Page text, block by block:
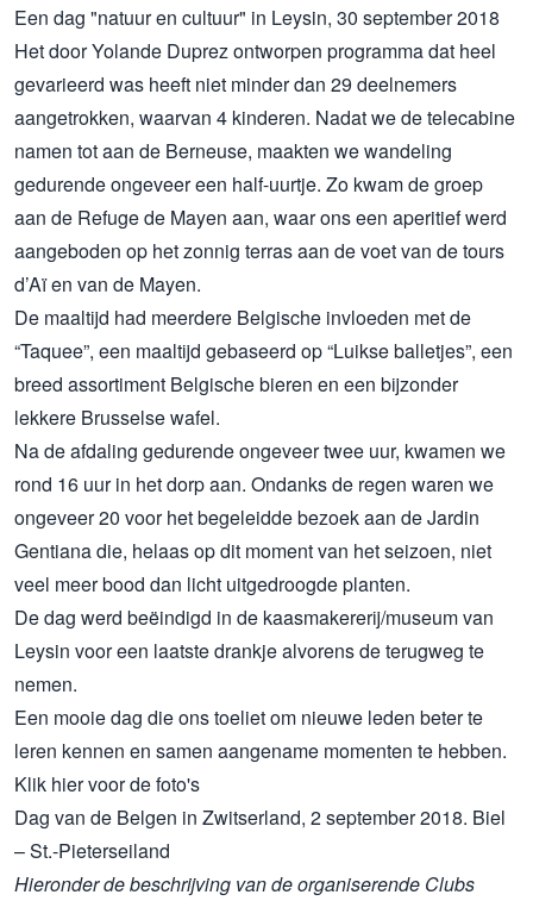
Een dag "natuur en cultuur" in Leysin, 30 september 2018
Het door Yolande Duprez ontworpen programma dat heel
gevarieerd was heeft niet minder dan 29 deelnemers
aangetrokken, waarvan 4 kinderen. Nadat we de telecabine
namen tot aan de Berneuse, maakten we wandeling
gedurende ongeveer een half-uurtje. Zo kwam de groep
aan de Refuge de Mayen aan, waar ons een aperitief werd
aangeboden op het zonnig terras aan de voet van de tours
d’Aï en van de Mayen.
De maaltijd had meerdere Belgische invloeden met de
“Taquee”, een maaltijd gebaseerd op “Luikse balletjes”, een
breed assortiment Belgische bieren en een bijzonder
lekkere Brusselse wafel.
Na de afdaling gedurende ongeveer twee uur, kwamen we
rond 16 uur in het dorp aan. Ondanks de regen waren we
ongeveer 20 voor het begeleidde bezoek aan de Jardin
Gentiana die, helaas op dit moment van het seizoen, niet
veel meer bood dan licht uitgedroogde planten.
De dag werd beëindigd in de kaasmakererij/museum van
Leysin voor een laatste drankje alvorens de terugweg te
nemen.
Een mooie dag die ons toeliet om nieuwe leden beter te
leren kennen en samen aangename momenten te hebben.
Klik hier voor de foto's
Dag van de Belgen in Zwitserland, 2 september 2018. Biel
– St.-Pieterseiland
Hieronder de beschrijving van de organiserende Clubs